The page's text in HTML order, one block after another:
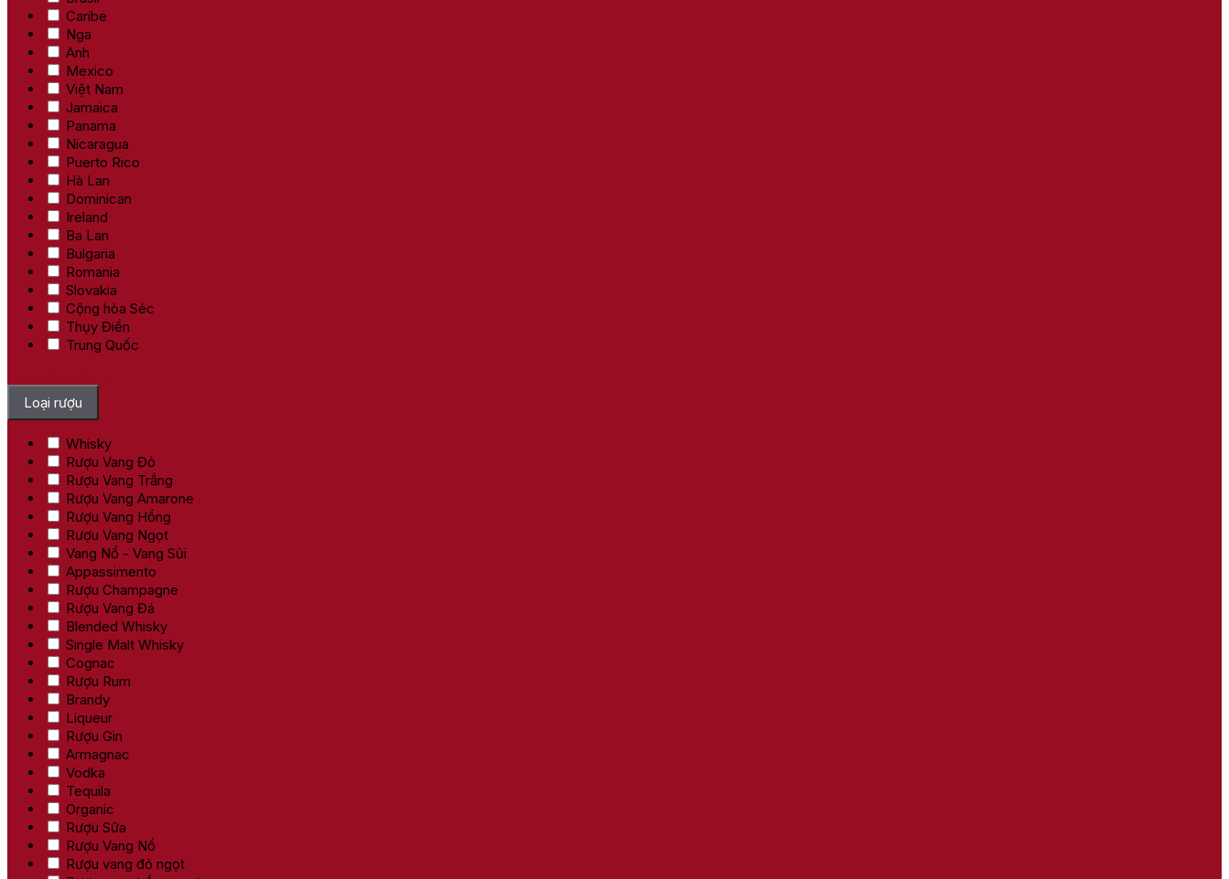
Caribe
Nga
Anh
Mexico
Việt Nam
Jamaica
Panama
Nicaragua
Puerto Rico
Hà Lan
Dominican
Ireland
Ba Lan
Bulgaria
Romania
Slovakia
Cộng hòa Séc
Thụy Điển
Trung Quốc
Loại rượu
Whisky
Rượu Vang Đỏ
Rượu Vang Trắng
Rượu Vang Amarone
Rượu Vang Hồng
Rượu Vang Ngọt
Vang Nổ - Vang Sủi
Appassimento
Rượu Champagne
Rượu Vang Đá
Blended Whisky
Single Malt Whisky
Cognac
Rượu Rum
Brandy
Liqueur
Rượu Gin
Armagnac
Vodka
Tequila
Organic
Rượu Sữa
Rượu Vang Nổ
Rượu vang đỏ ngọt